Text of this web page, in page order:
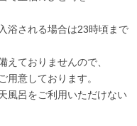
浴される場合は23時頃まで
ておりませんので、
意しております。
風呂をご利用いただけない